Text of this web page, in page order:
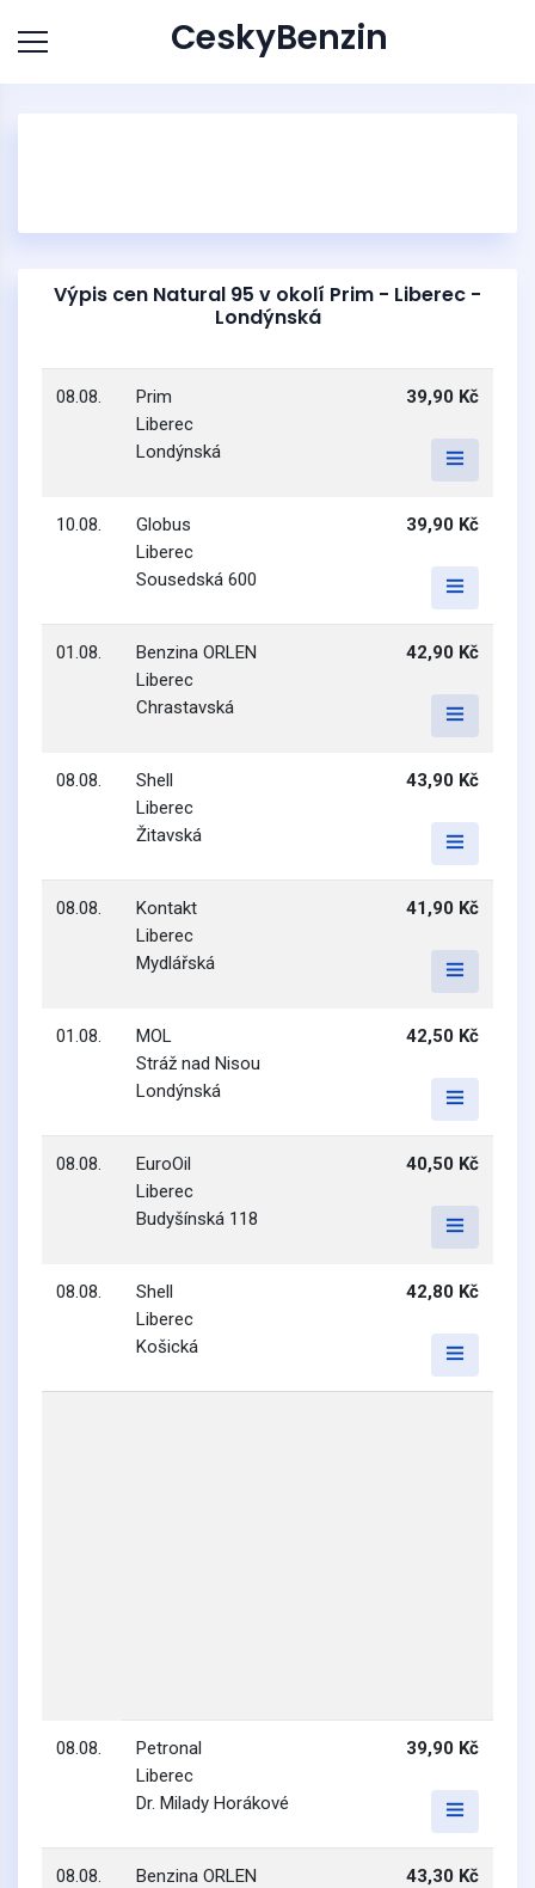
CeskyBenzin
Výpis cen Natural 95 v okolí Prim - Liberec -
Londýnská
08.08.
Prim
Liberec
Londýnská
39,90 Kč
10.08.
Globus
Liberec
Sousedská 600
39,90 Kč
01.08.
Benzina ORLEN
Liberec
Chrastavská
42,90 Kč
08.08.
Shell
Liberec
Žitavská
43,90 Kč
08.08.
Kontakt
Liberec
Mydlářská
41,90 Kč
01.08.
MOL
Stráž nad Nisou
Londýnská
42,50 Kč
08.08.
EuroOil
Liberec
Budyšínská 118
40,50 Kč
08.08.
Shell
Liberec
Košická
42,80 Kč
08.08.
Petronal
Liberec
Dr. Milady Horákové
39,90 Kč
08.08.
Benzina ORLEN
43,30 Kč